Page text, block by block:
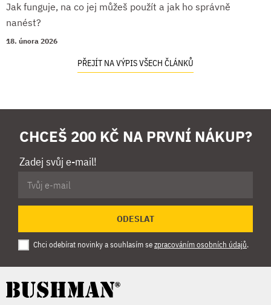
Jak funguje, na co jej můžeš použít a jak ho správně
nanést?
18. února 2026
PŘEJÍT NA VÝPIS VŠECH ČLÁNKŮ
CHCEŠ 200 KČ NA PRVNÍ NÁKUP?
Zadej svůj e-mail!
ODESLAT
Chci odebírat novinky a souhlasím sezpracováním osobních údajů.